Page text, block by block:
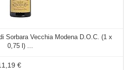
Sorbara Vecchia Modena D.O.C. (1 x
0,75 l) ...
€